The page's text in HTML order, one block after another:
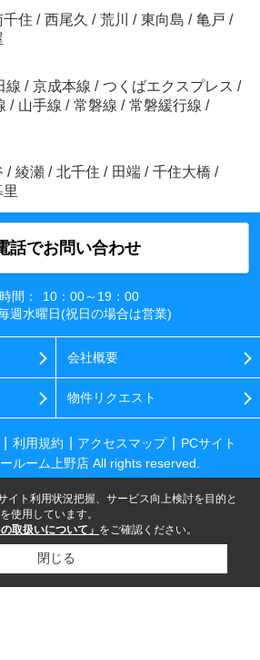
千住 / 西尾久 / 荒川 / 東向島 / 亀戸 /
線 / 京成本線 / つくばエクスプレス /
/ 山手線 / 常磐線 / 常磐緩行線 /
/ 綾瀬 / 北千住 / 田端 / 千住大橋 /
話でお問い合わせ
間：
10：00～19：00
週水曜日(祝日の場合は営業)
会社概要
物件リクエスト
利用規約 アクセスマップ
PCサイト
ルーム上野店 All rights reserved.
イト利用状況把握、サービス向上検討を目的と
使用しています。
取扱いについて」 をご確認ください。
閉じる